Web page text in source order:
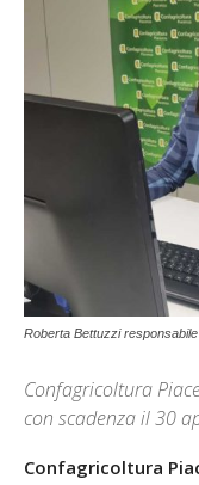
Roberta Bettuzzi
Confagricoltura
con scadenza il 30
Confagricoltura